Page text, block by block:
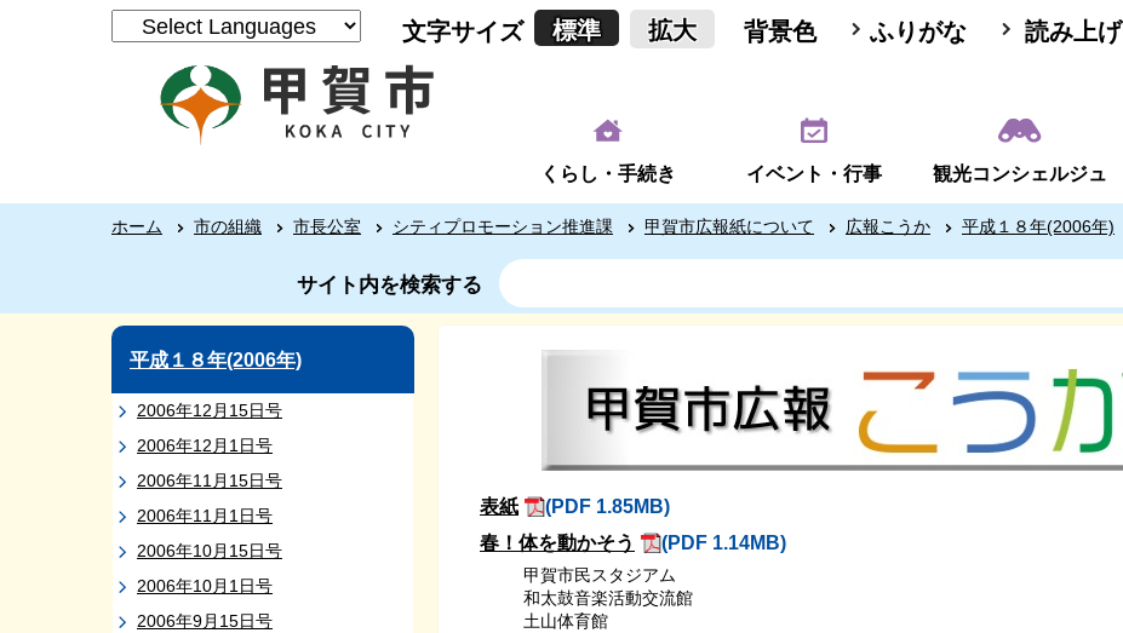
文字サイズ 標準 拡大 背景色 ふりがな 読み上げ
くらし・手続き イベント・行事 観光コンシェルジュ
ホーム 市の組織 市長公室 シティプロモーション推進課 甲賀市広報紙について 広報こうか 平成１８年(2006年)
サイト内を検索する
平成１８年(2006年)
2006年12月15日号
2006年12月1日号
2006年11月15日号
2006年11月1日号
2006年10月15日号
2006年10月1日号
2006年9月15日号
表紙
(PDF 1.85MB)
春！体を動かそう
(PDF 1.14MB)
甲賀市民スタジアム
和太鼓音楽活動交流館
土山体育館